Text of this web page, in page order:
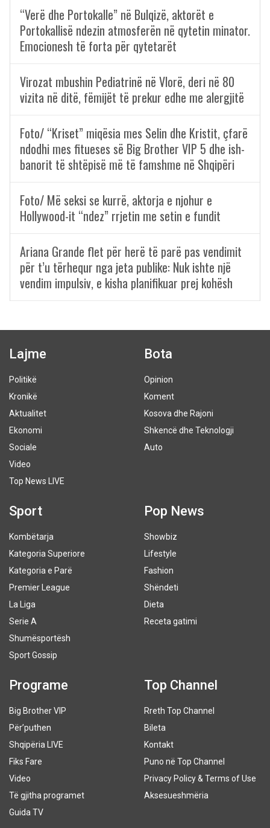
“Verë dhe Portokalle” në Bulqizë, aktorët e
Portokallisë ndezin atmosferën në qytetin minator.
Emocionesh të forta për qytetarët
Virozat mbushin Pediatrinë në Vlorë, deri në 80
vizita në ditë, fëmijët të prekur edhe me alergjitë
Foto/ “Kriset” miqësia mes Selin dhe Kristit, çfarë
ndodhi mes fitueses së Big Brother VIP 5 dhe ish-
banorit të shtëpisë më të famshme në Shqipëri
Foto/ Më seksi se kurrë, aktorja e njohur e
Hollywood-it “ndez” rrjetin me setin e fundit
Ariana Grande flet për herë të parë pas vendimit
për t’u tërhequr nga jeta publike: Nuk ishte një
vendim impulsiv, e kisha planifikuar prej kohësh
Lajme
Politikë
Kronikë
Aktualitet
Ekonomi
Sociale
Video
Top News LIVE
Bota
Opinion
Koment
Kosova dhe Rajoni
Shkencë dhe Teknologji
Auto
Sport
Kombëtarja
Kategoria Superiore
Kategoria e Parë
Premier League
La Liga
Serie A
Shumësportësh
Sport Gossip
Pop News
Showbiz
Lifestyle
Fashion
Shëndeti
Dieta
Receta gatimi
Programe
Big Brother VIP
Për’puthen
Shqipëria LIVE
Fiks Fare
Video
Të gjitha programet
Guida TV
Top Channel
Rreth Top Channel
Bileta
Kontakt
Puno në Top Channel
Privacy Policy & Terms of Use
Aksesueshmëria